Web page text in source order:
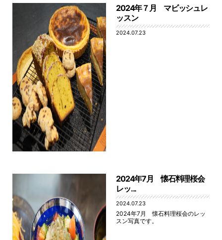
2024年７月 マビッシュレ
ッスン
2024.07.23
2024年7月 懐石料理桜会
レッ...
2024.07.23
2024年7月 懐石料理桜会のレッ
スン写真です。